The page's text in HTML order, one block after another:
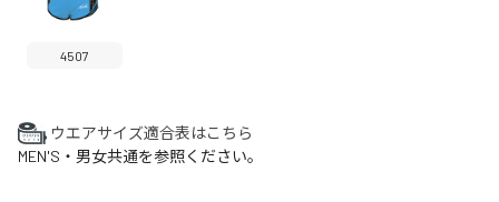
4507
ウエアサイズ適合表はこちら
MEN'S・男女共通を参照ください。